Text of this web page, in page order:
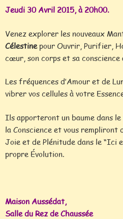
Jeudi 30 Avril 2015, à 20h00.
Venez explorer les nouveaux
Célestinepour Ouvrir, Purifier,
cœur, son corps et sa conscience
Les fréquences d’Amour et de
vibrer vos cellules à votre
Ils apporteront un baume dans
la Conscience et vous rempliront
Joie et de Plénitude dans le “Ici
propre Évolution.
Maison Aussédat,
Salle du Rez de Chaussée